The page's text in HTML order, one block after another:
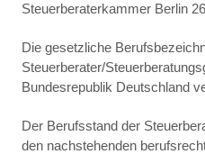
Steuerberaterkammer Berlin
Die gesetzliche
Steuerberater/
Bundesrepublik Deutschland
Der Berufsstand der
den nachstehenden